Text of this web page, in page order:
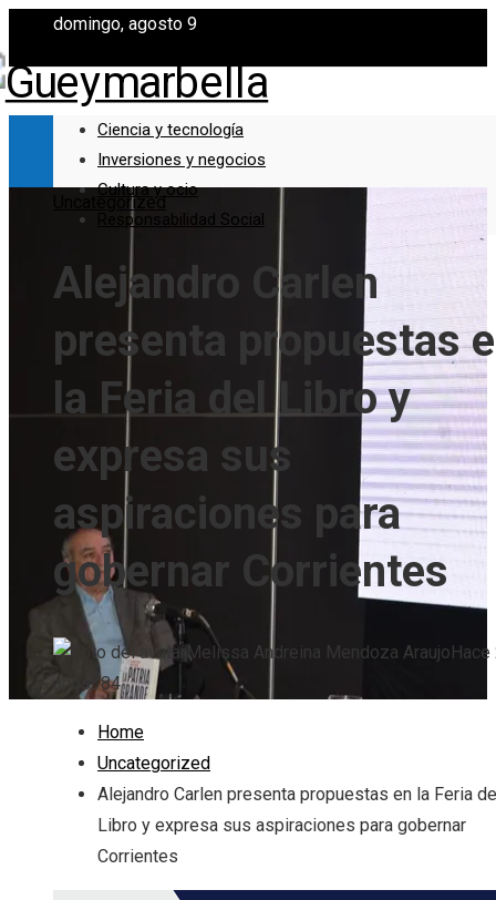
domingo, agosto 9
Ciencia y tecnología
Inversiones y negocios
Cultura y ocio
Responsabilidad Social
Uncategorized
Alejandro Carlen
presenta propuestas
la Feria del Libro y
expresa sus
aspiraciones para
gobernar Corrientes
Melissa Andreina Mendoza Araujo Hace
años384
Home
Uncategorized
Alejandro Carlen presenta propuestas en la Feria
Libro y expresa sus aspiraciones para gobernar
Corrientes